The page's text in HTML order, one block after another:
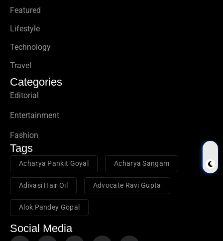
Featured
Lifestyle
Technology
Travel
Categories
Editorial
Entertainment
Fashion
Tags
Acharya Pankit Goyal Acharya Sangam
Adivasi Hair Oil Advocate Ravi Gupta
Alok Pandey Gopal
Social Media